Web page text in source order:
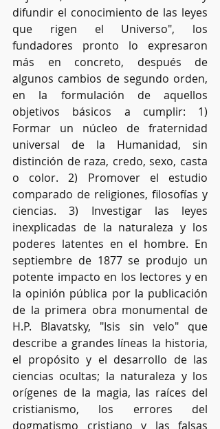
difundir el conocimiento de las leyes
que rigen el Universo", los
fundadores pronto lo expresaron
más en concreto, después de
algunos cambios de segundo orden,
en la formulación de aquellos
objetivos básicos a cumplir: 1)
Formar un núcleo de fraternidad
universal de la Humanidad, sin
distinción de raza, credo, sexo, casta
o color. 2) Promover el estudio
comparado de religiones, filosofías y
ciencias. 3) Investigar las leyes
inexplicadas de la naturaleza y los
poderes latentes en el hombre. En
septiembre de 1877 se produjo un
potente impacto en los lectores y en
la opinión pública por la publicación
de la primera obra monumental de
H.P. Blavatsky, "Isis sin velo" que
describe a grandes líneas la historia,
el propósito y el desarrollo de las
ciencias ocultas; la naturaleza y los
orígenes de la magia, las raíces del
cristianismo, los errores del
dogmatismo cristiano y las falsas